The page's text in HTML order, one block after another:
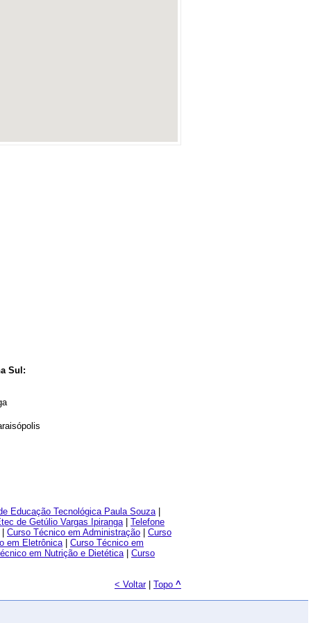
Sul:
Educação Tecnológica Paula Souza|
de Getúlio Vargas Ipiranga| Telefone
Curso Técnico em Administração
Curso
em Eletrônica| Curso Técnico em
em Nutrição e Dietética| Curso
< Voltar| Topo ^